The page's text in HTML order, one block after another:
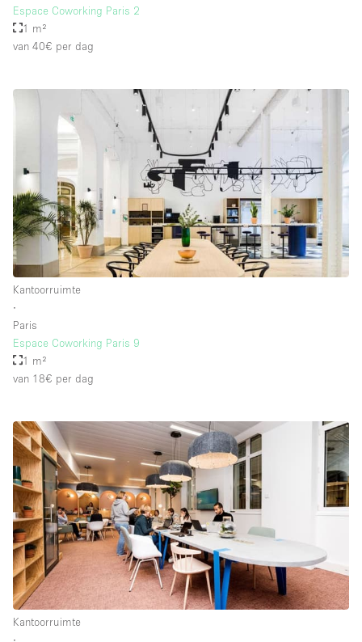
Straatniveau
Toiletten
Toonbanken
Verlichting
Verwarming
Voorraadkamer
Water Access
Whitebox / Minimaal
Verdieping/Toegang:
Souterrain
Begane grond straatkant
Winkelcentrum
Terras
Boven
Overig
Espace Coworking Paris 2
1 m²
van 40€ per dag
Kantoorruimte
∙
Paris
Espace Coworking Paris 9
1 m²
van 18€ per dag
Kantoorruimte
∙